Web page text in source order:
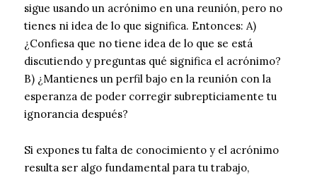
sigue usando un acrónimo en una reunión, pero no
tienes ni idea de lo que significa. Entonces: A)
¿Confiesa que no tiene idea de lo que se está
discutiendo y preguntas qué significa el acrónimo?
B) ¿Mantienes un perfil bajo en la reunión con la
esperanza de poder corregir subrepticiamente tu
ignorancia después?
Si expones tu falta de conocimiento y el acrónimo
resulta ser algo fundamental para tu trabajo,